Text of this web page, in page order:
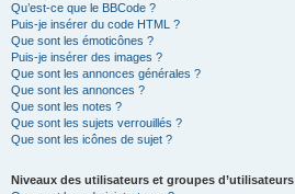
Qu’est-ce que le BBCode ?
Puis-je insérer du code HTML ?
Que sont les émoticônes ?
Puis-je insérer des images ?
Que sont les annonces générales ?
Que sont les annonces ?
Que sont les notes ?
Que sont les sujets verrouillés ?
Que sont les icônes de sujet ?
Niveaux des utilisateurs et groupes d’utilisateurs